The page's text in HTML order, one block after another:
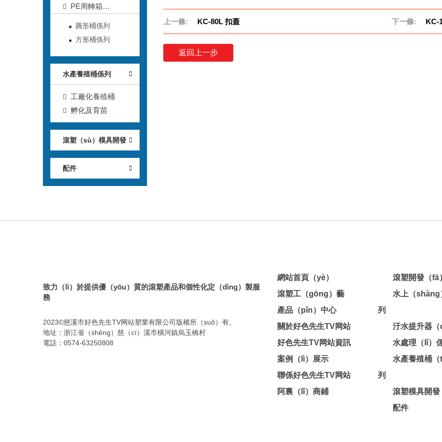
PE周轉箱
圓形桶係列
方形桶係列
水產養殖桶係列
工廠化養殖桶
孵化及育苗
滾塑（sù）模具開發
配件
上一條: KC-80L 扣蓋 下一條: KC-
返回上一步
致力（lì）於提供優（yōu）質的滾塑產品和個性化定（dìng）製服
務
2023©慈溪市好色先生TV网站塑業有限公司版權所（suǒ）有。
地址：浙江省（shěng）慈（cí）溪市橫河鎮烏玉橋村
電話：0574-63250808
網站首頁（yè）
滾塑工（gōng）藝
產品（pǐn）中心
關於好色先生TV网站
好色先生TV网站資訊
案例（lì）展示
聯係好色先生TV网站
阿裏（lǐ）商鋪
滾塑開發（fā
水上（shàng
列
汙水提升器
水處理（lǐ）
水產養殖桶
列
滾塑模具開發
配件